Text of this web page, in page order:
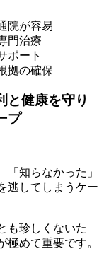
院が容易
門治療
ポート
拠の確保
と健康を守り
プ
知らなかった」
逃してしまうケー
も珍しくないた
めて重要です。